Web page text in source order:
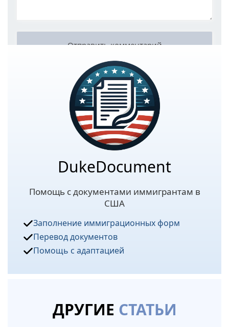
DukeDocument
Помощь с документами иммигрантам в
США
Заполнение иммиграционных форм
Перевод документов
Помощь с адаптацией
ДРУГИЕ СТАТЬИ